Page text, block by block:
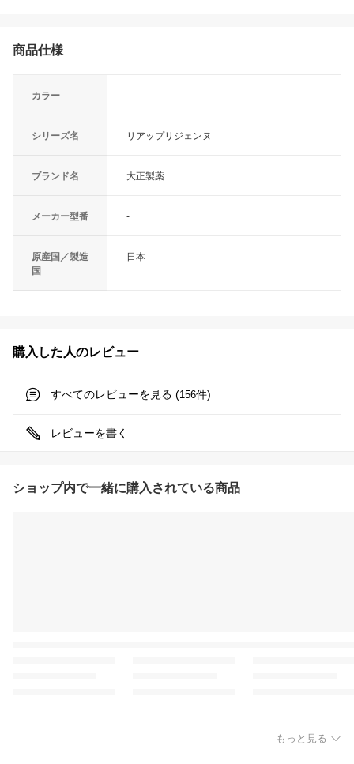
商品仕様
カラー -
シリーズ名 リアップリジェンヌ
ブランド名 大正製薬
メーカー型番 -
原産国／製造
国
日本
購入した人のレビュー
すべてのレビューを見る (156件)
レビューを書く
ショップ内で一緒に購入されている商品
もっと見る